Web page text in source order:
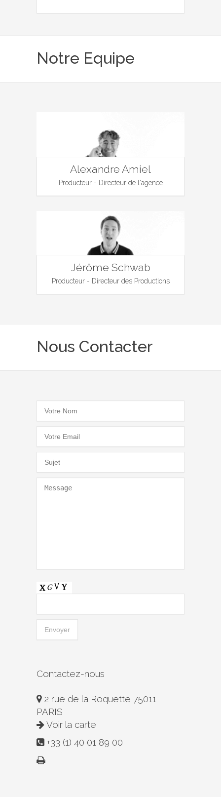
Notre Equipe
Alexandre Amiel
Producteur - Directeur de l'agence
Jérôme Schwab
Producteur - Directeur des Productions
Nous Contacter
Contactez-nous
2 rue de la Roquette 75011
PARIS
Voir la carte
+33 (1) 40 01 89 00